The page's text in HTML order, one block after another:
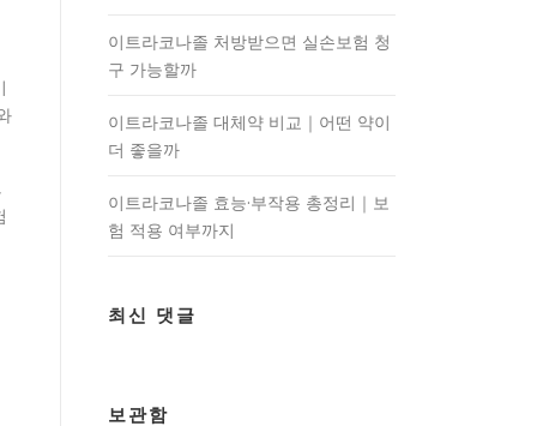
이트라코나졸 처방받으면 실손보험 청
구 가능할까
이트라코나졸 대체약 비교｜어떤 약이
더 좋을까
이트라코나졸 효능·부작용 총정리｜보
험 적용 여부까지
최신 댓글
보관함